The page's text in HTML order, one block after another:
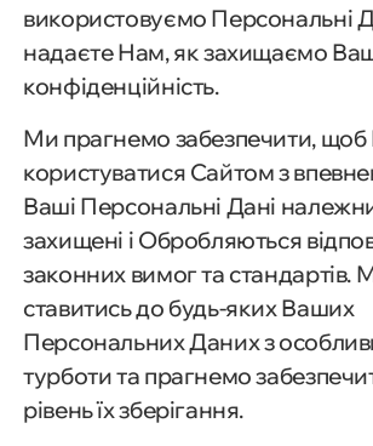
використовуємо Персональні
надаєте Нам, як захищаємо
конфіденційність.
Ми прагнемо забезпечити,
користуватися Сайтом з
Ваші Персональні Дані
захищені і Обробляються
законних вимог та стандартів.
ставитись до будь-яких Ваших
Персональних Даних з
турботи та прагнемо
рівень їх зберігання.